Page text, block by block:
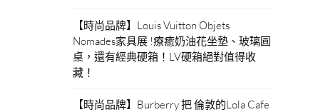
【時尚品牌】Louis Vuitton Objets
Nomades家具展 !療癒奶油花坐墊、玻璃圓
桌，還有經典硬箱！LV硬箱絕對值得收
藏！
【時尚品牌】Burberry 把 倫敦的Lola Cafe